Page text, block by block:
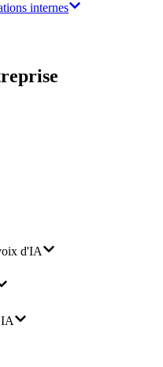
internes
d'IA